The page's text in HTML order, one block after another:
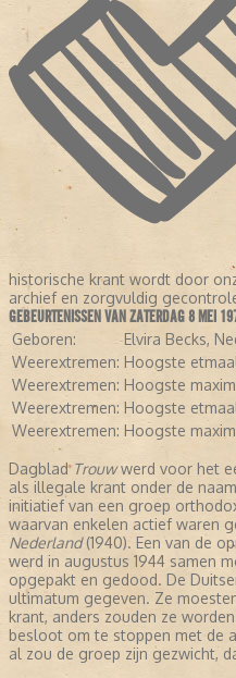
historische krant wordt door
archief en zorgvuldig
GEBEURTENISSEN VAN ZATERDAG 8 MEI
Geboren:
Elvira Becks,
Weerextremen: Hoogste
Weerextremen: Hoogste
Weerextremen: Hoogste
Weerextremen: Hoogste
DagbladTrouwwerd voor het
als illegale krant onder de naam
initiatief van een groep
waarvan enkelen actief waren
Nederland(1940). Een van de
werd in augustus 1944 samen
opgepakt en gedood. De
ultimatum gegeven. Ze
krant, anders zouden ze
besloot om te stoppen met de
al zou de groep zijn gezwicht,